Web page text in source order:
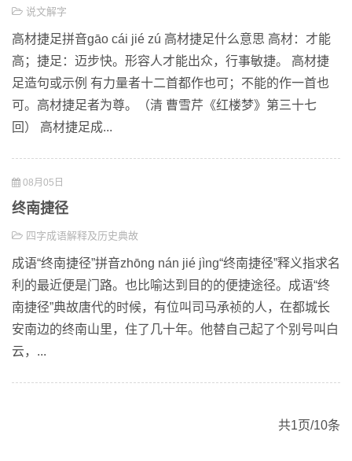
说文解字
高材捷足拼音gāo cái jié zú 高材捷足什么意思 高材：才能
高；捷足：迈步快。形容人才能出众，行事敏捷。 高材捷
足造句或示例 有力量者十二首都作也可；不能的作一首也
可。高材捷足者为尊。（清 曹雪芹《红楼梦》第三十七
回） 高材捷足成...
08月05日
终南捷径
四字成语解释及历史典故
成语“终南捷径”拼音zhōng nán jié jìng“终南捷径”释义指求名
利的最近便是门路。也比喻达到目的的便捷途径。成语“终
南捷径”典故唐代的时候，有位叫司马承祯的人，在都城长
安南边的终南山里，住了几十年。他替自己起了个别号叫白
云，...
共1页/10条